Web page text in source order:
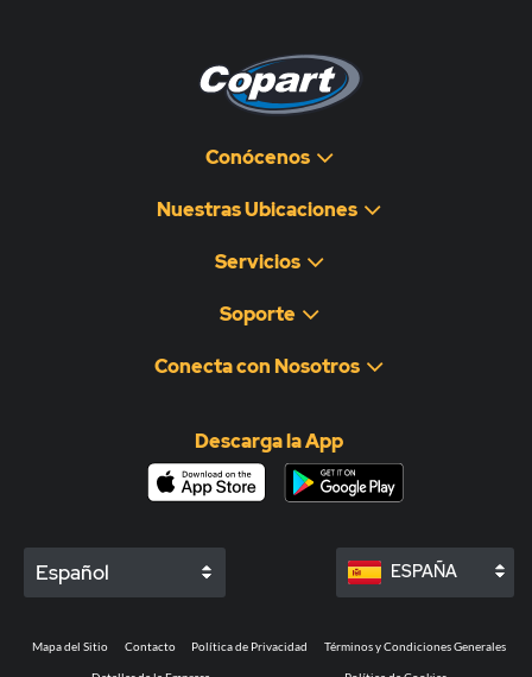
Conócenos
Nuestras Ubicaciones
Servicios
Soporte
Conecta con Nosotros
Descarga la App
Español ESPAÑA
Mapa del Sitio Contacto Política de Privacidad Términos y Condiciones Generales